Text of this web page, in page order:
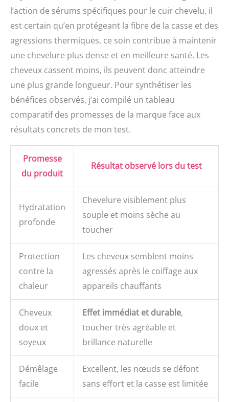
l’action de sérums spécifiques pour le cuir chevelu, il
est certain qu’en protégeant la fibre de la casse et des
agressions thermiques, ce soin contribue à maintenir
une chevelure plus dense et en meilleure santé. Les
cheveux cassent moins, ils peuvent donc atteindre
une plus grande longueur. Pour synthétiser les
bénéfices observés, j’ai compilé un tableau
comparatif des promesses de la marque face aux
résultats concrets de mon test.
Promesse
du produit
Résultat observé lors du test
Hydratation
profonde
Chevelure visiblement plus
souple et moins sèche au
toucher
Protection
contre la
chaleur
Les cheveux semblent moins
agressés après le coiffage aux
appareils chauffants
Cheveux
doux et
soyeux
Effet immédiat et durable,
toucher très agréable et
brillance naturelle
Démêlage
facile
Excellent, les nœuds se défont
sans effort et la casse est limitée